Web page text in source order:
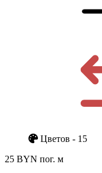
Цветов - 15
25 BYN пог. м